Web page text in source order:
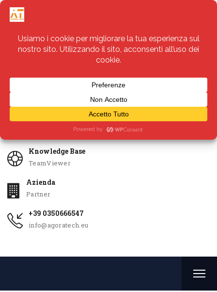
Servizi
Knowledge Base
TeamViewer
Azienda
Partner
+39 0350666547
info@agoratech.eu